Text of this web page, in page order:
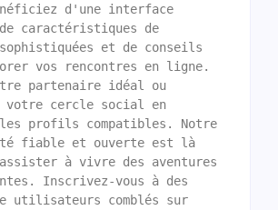
d'une interface
caractéristiques de
et de conseils
vos rencontres en ligne.
partenaire idéal ou
votre cercle social en
profils compatibles. Notre
fiable et ouverte est là
à vivre des aventures
Inscrivez-vous à des
utilisateurs comblés sur